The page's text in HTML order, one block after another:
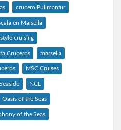
crucero Pullmantur
en Marsella
cruising
Cruceros marsella
MSC Cruises
NCL
Oasis of the Seas
of the Seas